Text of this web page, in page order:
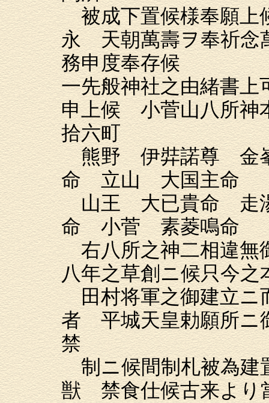
被成下置候様奉願上
永 天朝萬壽ヲ奉祈念
務申度奉存候
一先般神社之由緒書
申上候 小菅山八所神
拾六町
熊野 伊弉諾尊 金
命 立山 大国主命
山王 大已貴命 走
命 小菅 素菱鳴命
右八所之神二相違無
八年之草創ニ候只今之
田村将軍之御建立ニ
者 平城天皇勅願所ニ
禁
制ニ候間制札被為建
獣 禁食仕候古来より